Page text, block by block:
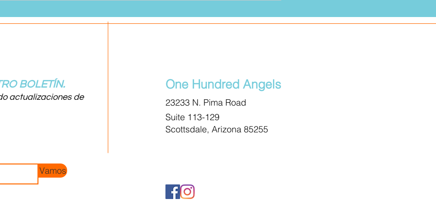
BOLETÍN.
actualizaciones de
One Hundred Angels
23233 N. Pima Road
Suite 113-129
Scottsdale, Arizona 85255
Vamos